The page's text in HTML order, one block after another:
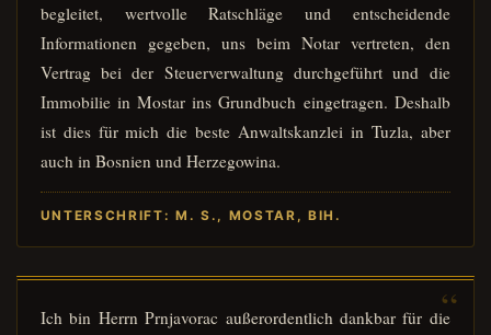
begleitet, wertvolle Ratschläge und entscheidende
Informationen gegeben, uns beim Notar vertreten, den
Vertrag bei der Steuerverwaltung durchgeführt und die
Immobilie in Mostar ins Grundbuch eingetragen. Deshalb
ist dies für mich die beste Anwaltskanzlei in Tuzla, aber
auch in Bosnien und Herzegowina.
UNTERSCHRIFT: M. S., MOSTAR, BIH.
Ich bin Herrn Prnjavorac außerordentlich dankbar für die